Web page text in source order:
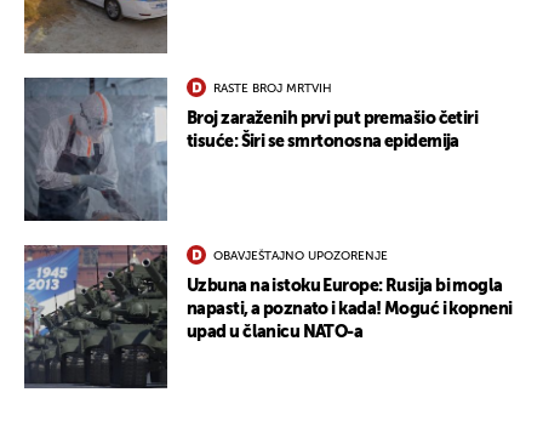
RASTE BROJ MRTVIH
Broj zaraženih prvi put premašio četiri
tisuće: Širi se smrtonosna epidemija
OBAVJEŠTAJNO UPOZORENJE
Uzbuna na istoku Europe: Rusija bi mogla
napasti, a poznato i kada! Moguć i kopneni
upad u članicu NATO-a